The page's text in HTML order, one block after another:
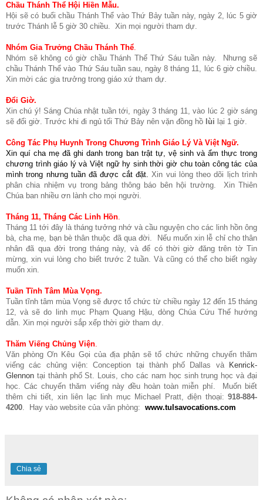
Chầu Thánh Thể Hội Hiền Mẫu.
Hội sẽ có buổi chầu Thánh Thể vào Thứ Bảy tuần này, ngày 2, lúc 5 giờ
trước Thánh lễ 5 giờ 30 chiều. Xin mọi người tham dự.
Nhóm Gia Trưởng Chầu Thánh Thể.
Nhóm sẽ không có giờ chầu Thánh Thể Thứ Sáu tuần này. Nhưng sẽ
chầu Thánh Thể vào Thứ Sáu tuần sau, ngày 8 tháng 11, lúc 6 giờ chiều.
Xin mời các gia trưởng trong giáo xứ tham dự.
Đổi Giờ.
Xin chú ý! Sáng Chúa nhật tuần tới, ngày 3 tháng 11, vào lúc 2 giờ sáng
sẽ đổi giờ. Trước khi đi ngủ tối Thứ Bảy nên vặn đồng hồ lùi lại 1 giờ.
Công Tác Phụ Huynh Trong Chương Trình Giáo Lý Và Việt Ngữ.
Xin quí cha mẹ đã ghi danh trong ban trật tự, vệ sinh và ẩm thực trong
chương trình giáo lý và Việt ngữ hy sinh thời giờ chu toàn công tác của
mình trong nhưng tuần đã được cắt đặt.Xin vui lòng theo dõi lịch trình
phân chia nhiệm vụ trong bảng thông báo bên hội trường. Xin Thiên
Chúa ban nhiều ơn lành cho mọi người.
Tháng 11, Tháng Các Linh Hồn.
Tháng 11 tới đây là tháng tưởng nhớ và cầu nguyện cho các linh hồn ông
bà, cha mẹ, bạn bè thân thuộc đã qua đời. Nếu muốn xin lễ chỉ cho thân
nhân đã qua đời trong tháng này, và để có thời giờ đăng trên tờ Tin
mừng, xin vui lòng cho biết trước 2 tuần. Và cũng có thể cho biết ngày
muốn xin.
Tuần Tĩnh Tâm Mùa Vọng.
Tuần tĩnh tâm mùa Vọng sẽ được tổ chức từ chiều ngày 12 đến 15 tháng
12, và sẽ do linh mục Phạm Quang Hậu, dòng Chúa Cứu Thế hướng
dẫn. Xin mọi người sắp xếp thời giờ tham dự.
Thăm Viếng Chủng Viện.
Văn phòng Ơn Kêu Gọi của địa phận sẽ tổ chức những chuyến thăm
viếng các chủng viện: Conception tại thành phố Dallas và Kenrick-
Glennon tại thành phố St. Louis, cho các nam học sinh trung học và đại
học. Các chuyến thăm viếng này đều hoàn toàn miễn phí. Muốn biết
thêm chi tiết, xin liên lạc linh mục Michael Pratt, điện thoại: 918-884-
4200. Hay vào website của văn phòng: www.tulsavocations.com
Chia sẻ